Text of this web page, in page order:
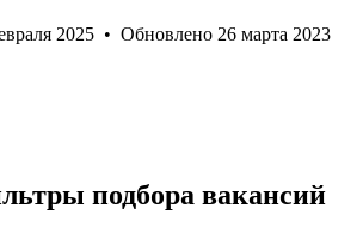
2025 • Обновлено 26 марта 2023
подбора вакансий